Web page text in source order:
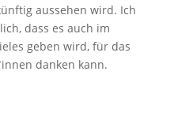
aussehen wird. Ich
dass es auch im
geben wird, für das
danken kann.